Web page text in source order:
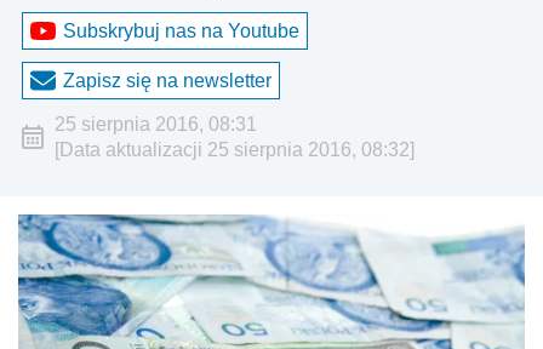
Subskrybuj nas na Youtube
Zapisz się na newsletter
25 sierpnia 2016, 08:31
[Data aktualizacji 25 sierpnia 2016, 08:32]